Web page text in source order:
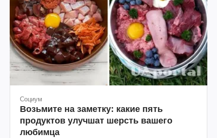
Социум
Возьмите на заметку: какие пять
продуктов улучшат шерсть вашего
любимца